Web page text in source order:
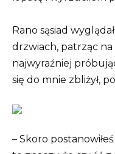
Rano sąsiad
drzwiach, patrząc
najwyraźniej
się do mnie zbliżył,
– Skoro